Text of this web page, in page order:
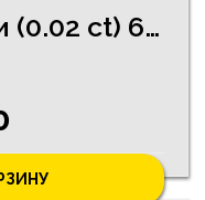
Cерьги c алмазaми (0.02 ct) 65/5755